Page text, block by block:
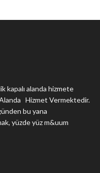
kapalı alanda hizmete
Hizmet Vermektedir.
bu yana
yüzde yüz m&uum